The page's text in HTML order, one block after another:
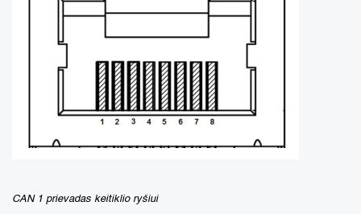
CAN 1 prievadas keitiklio ryšiui